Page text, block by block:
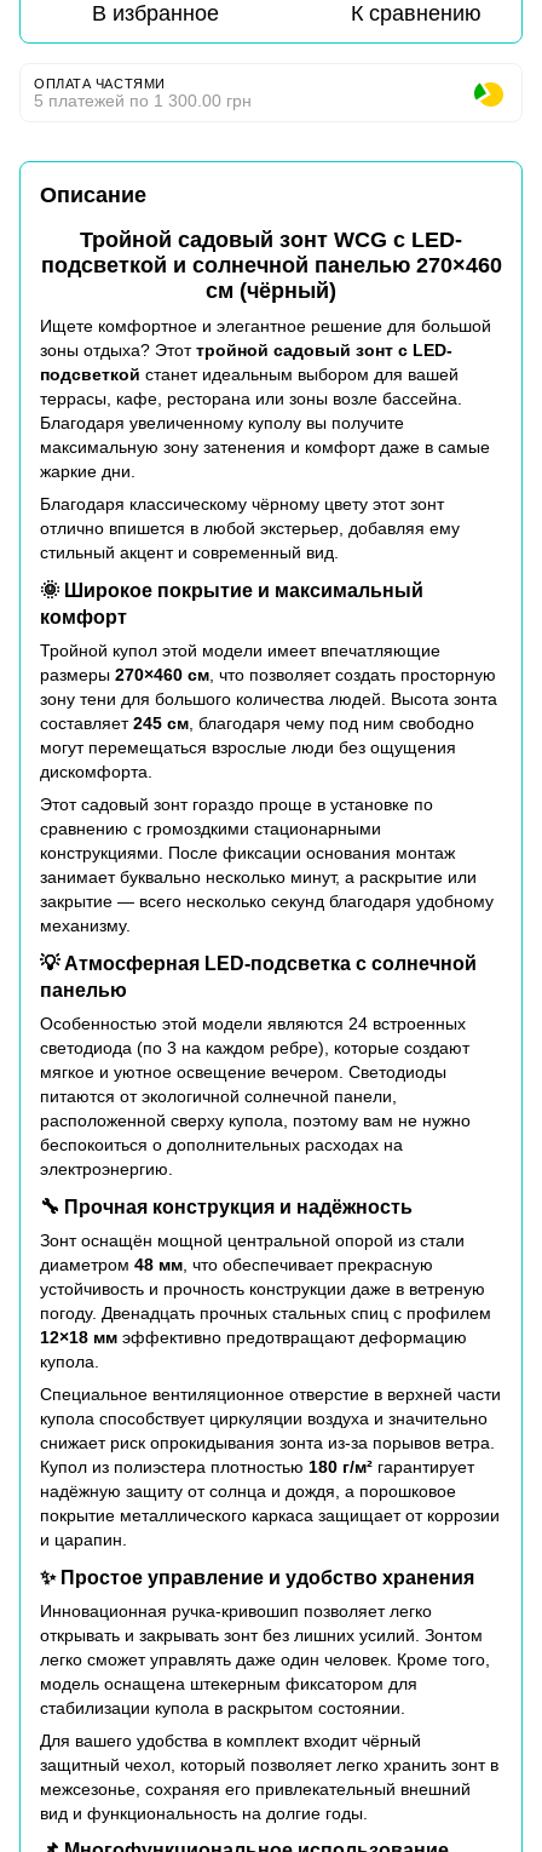
В избранное К сравнению
ОПЛАТА ЧАСТЯМИ
5 платежей по 1 300.00 грн
Описание
Тройной садовый зонт WCG с LED-
подсветкой и солнечной панелью 270×460
см (чёрный)
Ищете комфортное и элегантное решение для большой
зоны отдыха? Этоттройной садовый зонт с LED-
подсветкой станет идеальным выбором для вашей
террасы, кафе, ресторана или зоны возле бассейна.
Благодаря увеличенному куполу вы получите
максимальную зону затенения и комфорт даже в самые
жаркие дни.
Благодаря классическому чёрному цвету этот зонт
отлично впишется в любой экстерьер, добавляя ему
стильный акцент и современный вид.
🌞 Широкое покрытие и максимальный
комфорт
Тройной купол этой модели имеет впечатляющие
размеры 270×460 см , что позволяет создать просторную
зону тени для большого количества людей. Высота зонта
составляет245 см , благодаря чему под ним свободно
могут перемещаться взрослые люди без ощущения
дискомфорта.
Этот садовый зонт гораздо проще в установке по
сравнению с громоздкими стационарными
конструкциями. После фиксации основания монтаж
занимает буквально несколько минут, а раскрытие или
закрытие — всего несколько секунд благодаря удобному
механизму.
💡 Атмосферная LED-подсветка с солнечной
панелью
Особенностью этой модели являются 24 встроенных
светодиода (по 3 на каждом ребре), которые создают
мягкое и уютное освещение вечером. Светодиоды
питаются от экологичной солнечной панели,
расположенной сверху купола, поэтому вам не нужно
беспокоиться о дополнительных расходах на
электроэнергию.
🔧 Прочная конструкция и надёжность
Зонт оснащён мощной центральной опорой из стали
диаметром 48 мм , что обеспечивает прекрасную
устойчивость и прочность конструкции даже в ветреную
погоду. Двенадцать прочных стальных спиц с профилем
12×18 мм эффективно предотвращают деформацию
купола.
Специальное вентиляционное отверстие в верхней части
купола способствует циркуляции воздуха и значительно
снижает риск опрокидывания зонта из-за порывов ветра.
Купол из полиэстера плотностью 180 г/м² гарантирует
надёжную защиту от солнца и дождя, а порошковое
покрытие металлического каркаса защищает от коррозии
и царапин.
✨ Простое управление и удобство хранения
Инновационная ручка-кривошип позволяет легко
открывать и закрывать зонт без лишних усилий. Зонтом
легко сможет управлять даже один человек. Кроме того,
модель оснащена штекерным фиксатором для
стабилизации купола в раскрытом состоянии.
Для вашего удобства в комплект входит чёрный
защитный чехол, который позволяет легко хранить зонт в
межсезонье, сохраняя его привлекательный внешний
вид и функциональность на долгие годы.